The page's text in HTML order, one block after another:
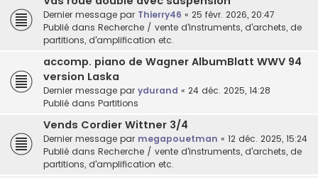
Dernier message par Thierry46 « 25 févr. 2026, 20:47
Publié dans Recherche / vente d'instruments, d'archets, de
partitions, d'amplification etc.
accomp. piano de Wagner AlbumBlatt WWV 94
version Laska
Dernier message par ydurand « 24 déc. 2025, 14:28
Publié dans Partitions
Vends Cordier Wittner 3/4
Dernier message par megapouetman « 12 déc. 2025, 15:24
Publié dans Recherche / vente d'instruments, d'archets, de
partitions, d'amplification etc.